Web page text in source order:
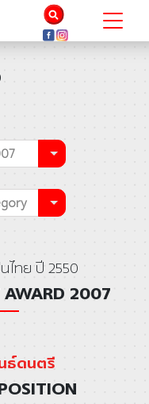
ไทย ปี 2550
2007
ธ์ดนตรี